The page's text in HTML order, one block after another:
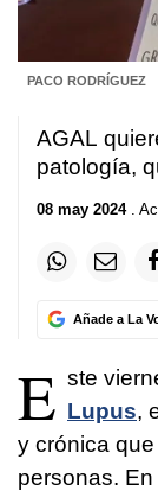
PACO RODRÍGUEZ
AGAL
patología,
08 may 2024.
Añade a La
E ste
Lupus,
y crónica
personas.